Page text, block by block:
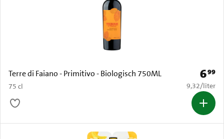
Terre di Faiano - Primitivo - Biologisch 750ML
75 cl
Prijs:
699
€ 9,32 per
9,32/liter